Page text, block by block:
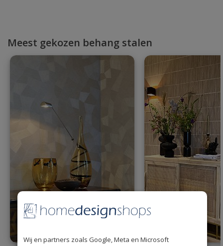
Meest gekozen behang stalen
Wij en partners zoals Google, Meta en Microsoft